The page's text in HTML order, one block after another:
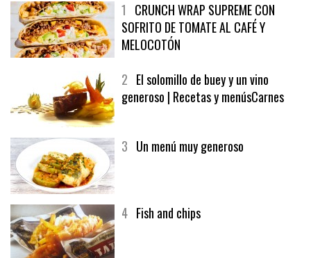
1 CRUNCH WRAP SUPREME CON
SOFRITO DE TOMATE AL CAFÉ Y
MELOCOTÓN
2 El solomillo de buey y un vino
generoso | Recetas y menúsCarnes
3 Un menú muy generoso
4 Fish and chips